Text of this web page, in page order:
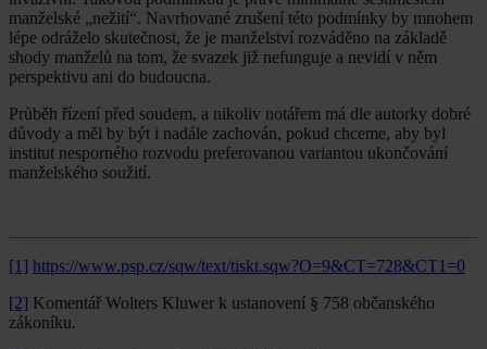
manželské „nežití“. Navrhované zrušení této podmínky by mnohem
lépe odráželo skutečnost, že je manželství rozváděno na základě
shody manželů na tom, že svazek již nefunguje a nevidí v něm
perspektivu ani do budoucna.
Průběh řízení před soudem, a nikoliv notářem má dle autorky dobré
důvody a měl by být i nadále zachován, pokud chceme, aby byl
institut nesporného rozvodu preferovanou variantou ukončování
manželského soužití.
[1] https://www.psp.cz/sqw/text/tiskt.sqw?O=9&CT=728&CT1=0
[2] Komentář Wolters Kluwer k ustanovení § 758 občanského
zákoníku.